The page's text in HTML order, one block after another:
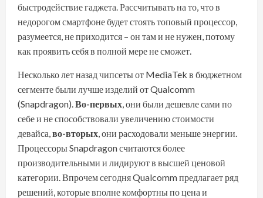
быстродействие гаджета. Рассчитывать на то, что в
недорогом смартфоне будет стоять топовый процессор,
разумеется, не приходится – он там и не нужен, потому
как проявить себя в полной мере не сможет.
Несколько лет назад чипсеты от MediaTek в бюджетном
сегменте были лучше изделий от Qualcomm
(Snapdragon). Во-первых , они были дешевле сами по
себе и не способствовали увеличению стоимости
девайса, во-вторых , они расходовали меньше энергии.
Процессоры Snapdragon считаются более
производительными и лидируют в высшей ценовой
категории. Впрочем сегодня Qualcomm предлагает ряд
решений, которые вполне комфортны по цена и